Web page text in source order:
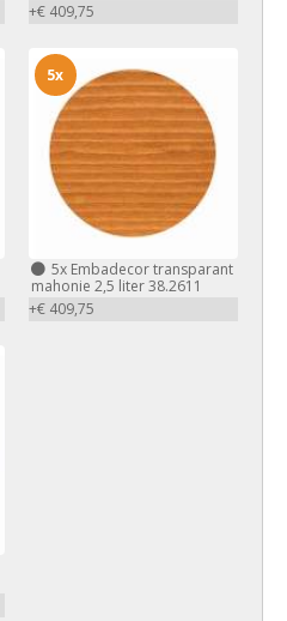
+€ 409,75
5xEmbadecor transparant
mahonie 2,5 liter 38.2611
+€ 409,75
5x